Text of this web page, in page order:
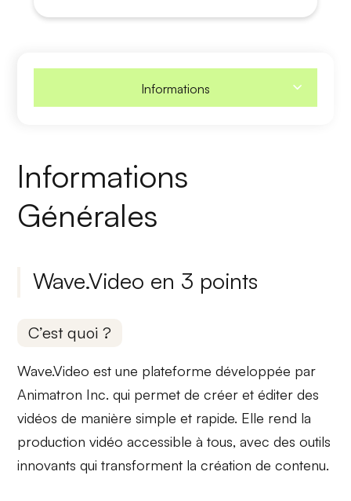
Informations
Informations
Générales
Wave.Video en 3 points
C’est quoi ?
Wave.Video est une plateforme développée par
Animatron Inc. qui permet decréer et éditer des
vidéos de manière simple et rapide. Elle rend la
production vidéo accessible à tous, avec des outils
innovants qui transforment la création de contenu.